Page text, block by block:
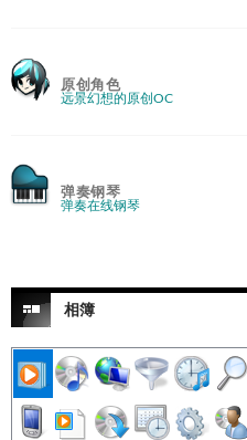
原创角色
远景幻想的原创OC
弹奏钢琴
弹奏在线钢琴
相簿